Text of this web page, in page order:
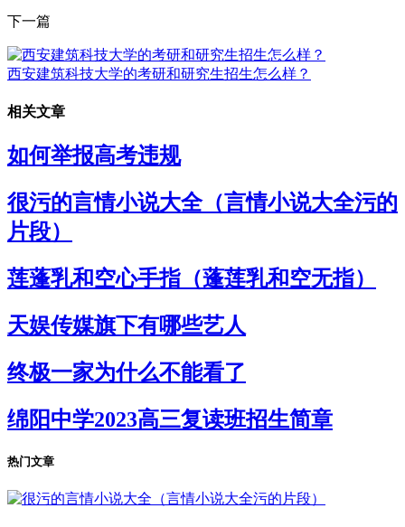
下一篇
西安建筑科技大学的考研和研究生招生怎么样？
相关文章
如何举报高考违规
很污的言情小说大全（言情小说大全污的
片段）
莲蓬乳和空心手指（蓬莲乳和空无指）
天娱传媒旗下有哪些艺人
终极一家为什么不能看了
绵阳中学2023高三复读班招生简章
热门文章